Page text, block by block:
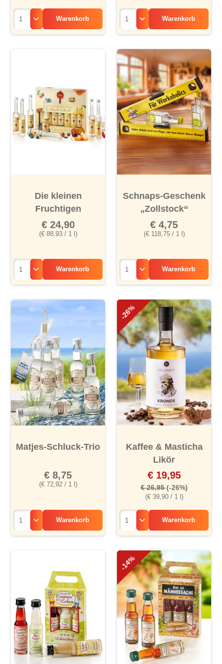
Warenkorb Warenkorb
Die kleinen
Fruchtigen
(€ 88,93 / 1 l)
€ 24,90
Warenkorb
Schnaps-Geschenk
„Zollstock“
(€ 118,75 / 1 l)
€ 4,75
Warenkorb
Matjes-Schluck-Trio
(€ 72,92 / 1 l)
€ 8,75
Warenkorb
-26%
Kaffee & Masticha
Likör
(€ 39,90 / 1 l)
€ 19,95
€ 26,95(-26%)
Warenkorb
-14%